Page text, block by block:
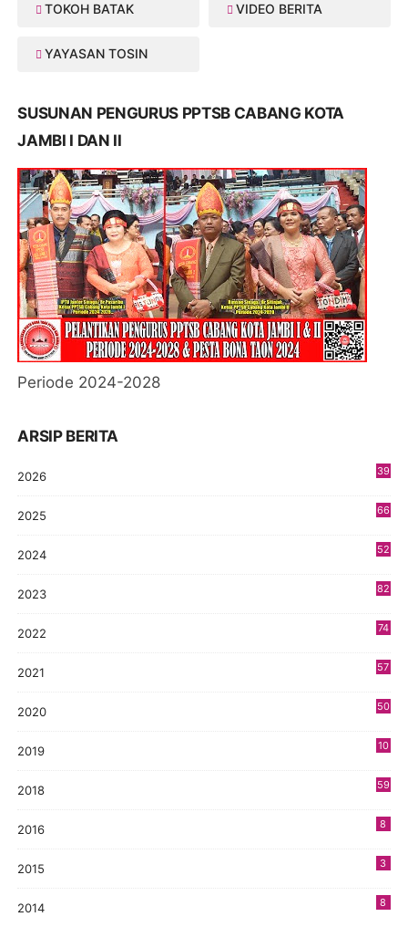
TOKOH BATAK VIDEO BERITA
YAYASAN TOSIN
SUSUNAN PENGURUS PPTSB CABANG KOTA
JAMBI I DAN II
Periode 2024-2028
ARSIP BERITA
2026 39
2025 66
2024 52
2023 82
2022 74
2021 57
2020 50
2019
10
2018 59
2016 8
2015 3
2014 8